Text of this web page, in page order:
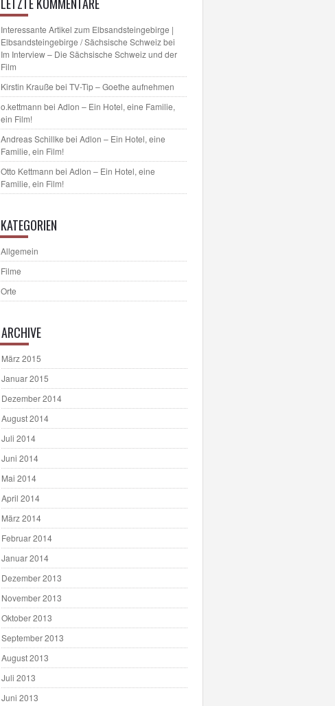
Interessante Artikel zum Elbsandsteingebirge |
Elbsandsteingebirge / Sächsische Schweizbei
Im Interview – Die Sächsische Schweiz und der
Film
Kirstin Krauße bei TV-Tip – Goethe aufnehmen
o.kettmann bei Adlon – Ein Hotel, eine Familie,
ein Film!
Andreas Schillke bei Adlon – Ein Hotel, eine
Familie, ein Film!
Otto Kettmann bei Adlon – Ein Hotel, eine
Familie, ein Film!
KATEGORIEN
Allgemein
Filme
Orte
ARCHIVE
März 2015
Januar 2015
Dezember 2014
August 2014
Juli 2014
Juni 2014
Mai 2014
April 2014
März 2014
Februar 2014
Januar 2014
Dezember 2013
November 2013
Oktober 2013
September 2013
August 2013
Juli 2013
Juni 2013